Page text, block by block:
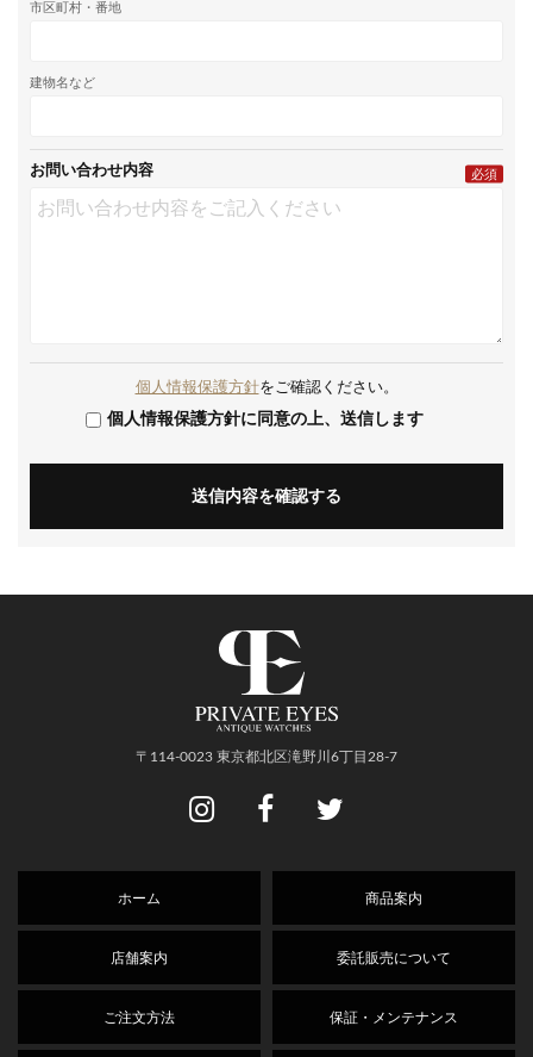
市区町村・番地
建物名など
お問い合わせ内容 必須
個人情報保護方針をご確認ください。
個人情報保護方針に同意の上、送信します
送信内容を確認する
〒114-0023 東京都北区滝野川6丁目28-7
ホーム 商品案内
店舗案内 委託販売について
ご注文方法 保証・メンテナンス